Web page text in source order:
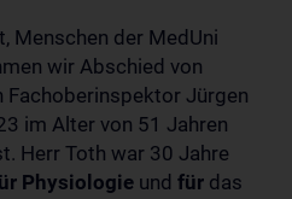
Menschen der MedUni
wir Abschied von
Fachoberinspektor Jürgen
im Alter von 51 Jahren
Herr Toth war 30 Jahre
Physiologie und für das